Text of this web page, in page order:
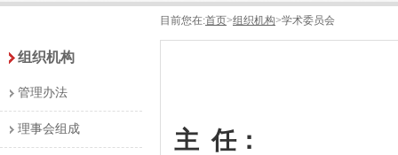
目前您在:首页>组织机构>学术委员会
组织机构
管理办法
理事会组成
主 任：